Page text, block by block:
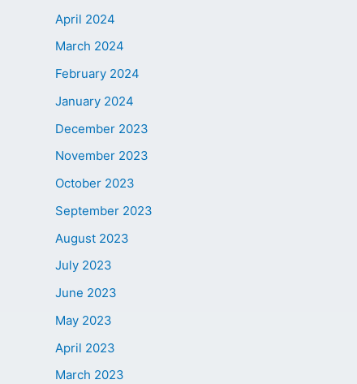
April 2024
March 2024
February 2024
January 2024
December 2023
November 2023
October 2023
September 2023
August 2023
July 2023
June 2023
May 2023
April 2023
March 2023